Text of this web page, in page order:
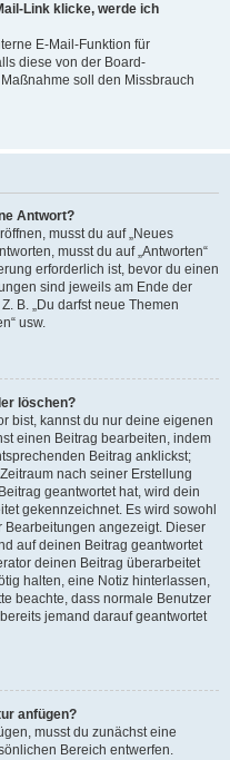
Link klicke, werde ich
E-Mail-Funktion für
diese von der Board-
soll den Missbrauch
Antwort?
musst du auf „Neues
musst du auf „Antworten“
erforderlich ist, bevor du einen
sind jeweils am Ende der
B. „Du darfst neue Themen
usw.
löschen?
bist, kannst du nur deine eigenen
einen Beitrag bearbeiten, indem
Beitrag anklickst;
nach seiner Erstellung
geantwortet hat, wird dein
gekennzeichnet. Es wird sowohl
Bearbeitungen angezeigt. Dieser
auf deinen Beitrag geantwortet
deinen Beitrag überarbeitet
halten, eine Notiz hinterlassen,
beachte, dass normale Benutzer
jemand darauf geantwortet
anfügen?
musst du zunächst eine
Bereich entwerfen.